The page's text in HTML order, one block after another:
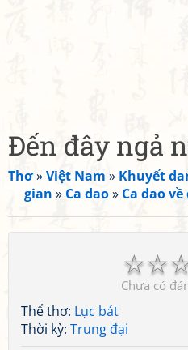
Đến đây ngả
Thơ»Việt Nam » Khuyết
gian » Ca dao» Ca dao
☆
☆
Chưa có
Thể thơ: Lục bát
Thời kỳ: Trung đại